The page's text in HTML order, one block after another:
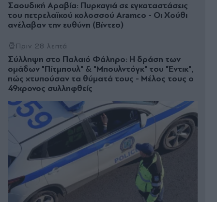
Σαουδική Αραβία: Πυρκαγιά σε εγκαταστάσεις
του πετρελαϊκού κολοσσού Aramco - Οι Χούθι
ανέλαβαν την ευθύνη (Βίντεο)
Πριν 28 λεπτά
Σύλληψη στο Παλαιό Φάληρο: Η δράση των
ομάδων "Πίτμπουλ" & "Μπουλντόγκ" του "Έντικ",
πώς χτυπούσαν τα θύματά τους - Μέλος τους ο
49χρονος συλληφθείς